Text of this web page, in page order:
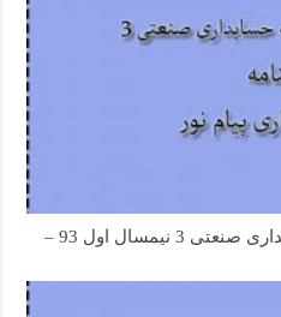
دانلود رایگان نمونه سوال حسابداری صنعتی 3 نیمسال اول 93 –